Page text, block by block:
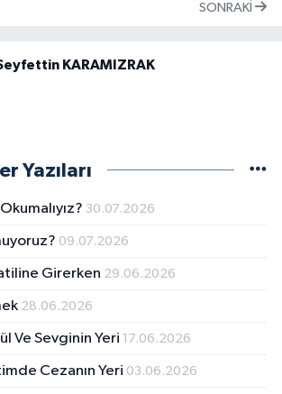
SONRAKI
KARAMIZRAK
Yazıları
30.07.2026
09.07.2026
Girerken 29.06.2026
28.06.2026
Ve Sevginin Yeri 17.06.2026
Cezanın Yeri 03.06.2026